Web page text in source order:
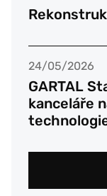
24/05/2026
GARTAL
kanceláře